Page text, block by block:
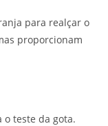
para realçar o
proporcionam
o teste da gota.